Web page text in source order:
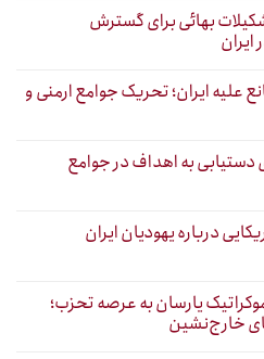
بهائی برای گسترش
علیه ایران؛ تحریک جوامع ارمنی و
دستیابی به اهداف در جوامع
درباره یهودیان ایران
یارسان به عرصه تحزب؛
خارج‌نشین